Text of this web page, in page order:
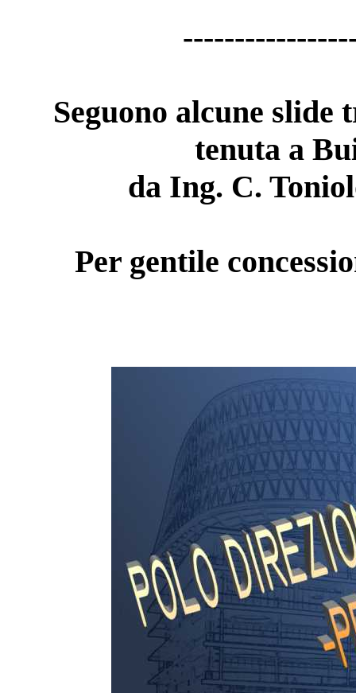
Seguono alcune
tenuta a
da Ing. C.
Per gentile